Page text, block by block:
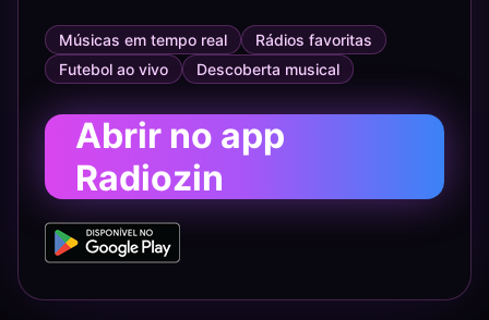
Músicas em tempo real
Rádios favoritas
Futebol ao vivo
Descoberta musical
Abrir no app
Radiozin